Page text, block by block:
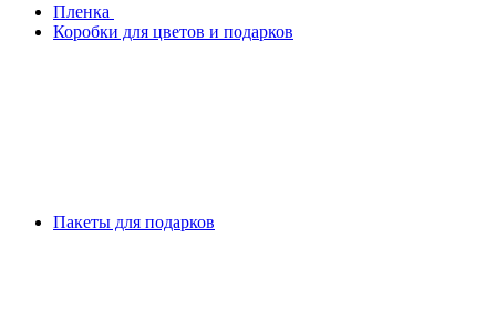
Плeнка
Коробки для цветов и подарков
Пакеты для подарков